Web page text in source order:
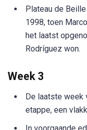
Plateau de
1998, toen
het laatst
Rodríguez won.
Week 3
De laatste week
etappe, een